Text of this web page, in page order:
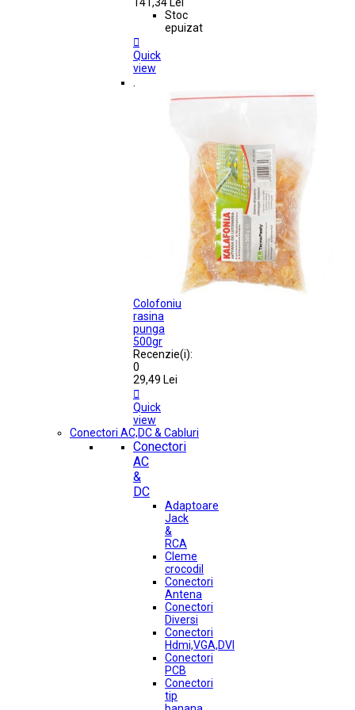
Stoc
epuizat

Quick
view
.
Colofoniu
rasina
punga
500gr
Recenzie(i):
0
29,49 Lei

Quick
view
Conectori AC,DC & Cabluri
Conectori
AC
&
DC
Adaptoare
Jack
&
RCA
Cleme
crocodil
Conectori
Antena
Conectori
Diversi
Conectori
Hdmi,VGA,DVI
Conectori
PCB
Conectori
tip